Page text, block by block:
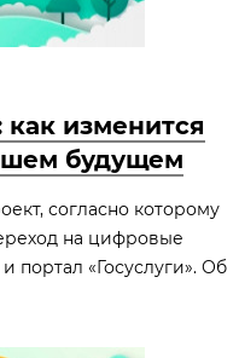
изменится
будущем
согласно которому
на цифровые
«Госуслуги». Об